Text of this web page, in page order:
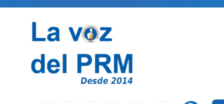
Ormuz hasta que
UU. a Israel?
estrecho
contenido